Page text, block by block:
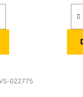
022775